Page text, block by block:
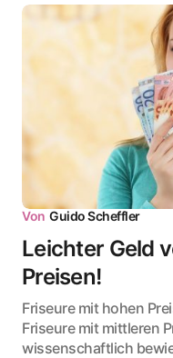
Von Guido Scheffler
Leichter Geld
Preisen!
Friseure mit hohen
Friseure mit mittleren
wissenschaftlich